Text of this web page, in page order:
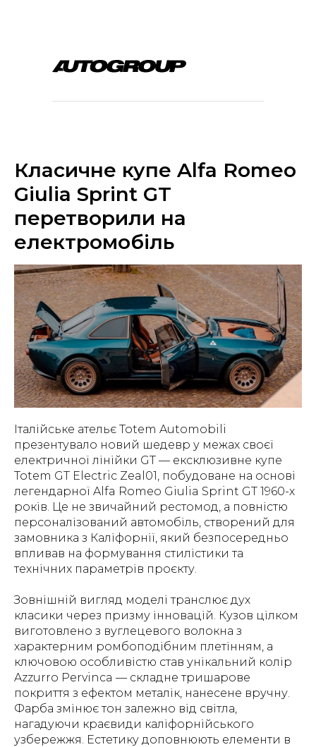
Класичне купе Alfa Romeo
Giulia Sprint GT
перетворили на
електромобіль
Італійське ательє Totem Automobili
презентувало новий шедевр у межах своєї
електричної лінійки GT — ексклюзивне купе
Totem GT Electric Zeal01, побудоване на основі
легендарної Alfa Romeo Giulia Sprint GT 1960-х
років. Це не звичайний рестомод, а повністю
персоналізований автомобіль, створений для
замовника з Каліфорнії, який безпосередньо
впливав на формування стилістики та
технічних параметрів проєкту.
Зовнішній вигляд моделі транслює дух
класики через призму інновацій. Кузов цілком
виготовлено з вуглецевого волокна з
характерним ромбоподібним плетінням, а
ключовою особливістю став унікальний колір
Azzurro Pervinca — складне тришарове
покриття з ефектом металік, нанесене вручну.
Фарба змінює тон залежно від світла,
нагадуючи краєвиди каліфорнійського
узбережжя. Естетику доповнюють елементи в